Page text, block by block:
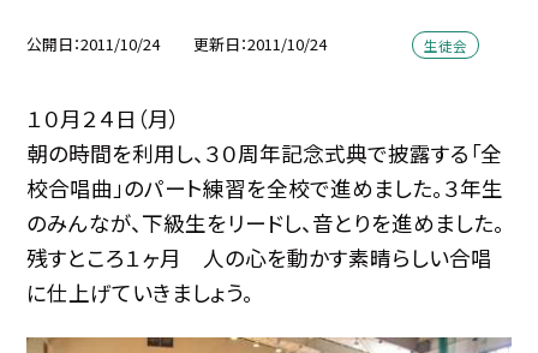
公開日 2011/10/24 更新日 2011/10/24 生徒会
１０月２４日（月）
朝の時間を利用し、３０周年記念式典で披露する「全
校合唱曲」のパート練習を全校で進めました。３年生
のみんなが、下級生をリードし、音とりを進めました。
残すところ１ヶ月 人の心を動かす素晴らしい合唱
に仕上げていきましょう。